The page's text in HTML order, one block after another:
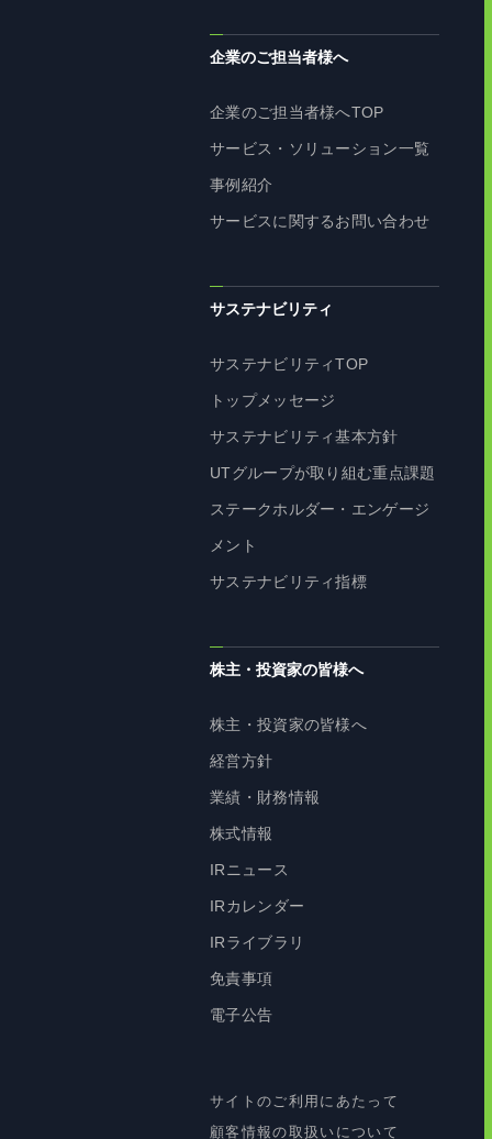
企業のご担当者様へ
企業のご担当者様へTOP
サービス・ソリューション一覧
事例紹介
サービスに関するお問い合わせ
サステナビリティ
サステナビリティTOP
トップメッセージ
サステナビリティ基本方針
UTグループが取り組む重点課題
ステークホルダー・エンゲージ
メント
サステナビリティ指標
株主・投資家の皆様へ
株主・投資家の皆様へ
経営方針
業績・財務情報
株式情報
IRニュース
IRカレンダー
IRライブラリ
免責事項
電子公告
サイトのご利用にあたって
顧客情報の取扱いについて